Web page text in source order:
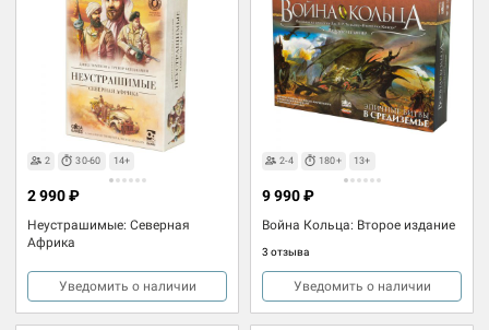
2 30-60 14+
Неустрашимые: Северная
Африка
2 990 ₽
Уведомить о наличии
2-4 180+ 13+
Война Кольца: Второе издание
3 отзыва
9 990 ₽
Уведомить о наличии